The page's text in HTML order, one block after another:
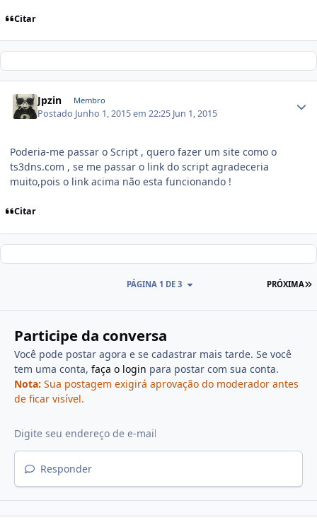
Citar
Jpzin Membro
Postado Junho 1, 2015 em 22:25 Jun 1, 2015
Poderia-me passar o Script , quero fazer um site como o
ts3dns.com , se me passar o link do script agradeceria
muito,pois o link acima não esta funcionando !
Citar
PRÓXIMA
PÁGINA 1 DE 3
Participe da conversa
Você pode postar agora e se cadastrar mais tarde. Se você
tem uma conta, faça o login para postar com sua conta.
Nota: Sua postagem exigirá aprovação do moderador antes
de ficar visível.
Responder